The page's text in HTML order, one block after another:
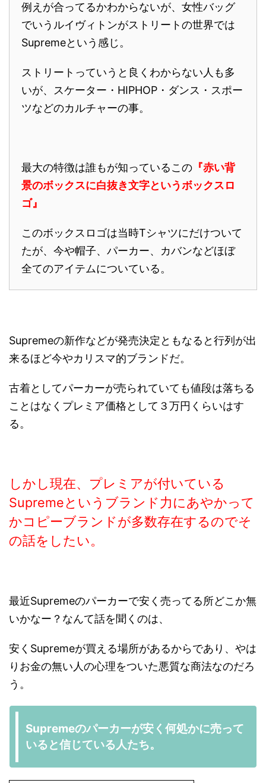
例えが合ってるかわからないが、女性バッグ
でいうルイヴィトンがストリートの世界では
Supremeという感じ。
ストリートっていうと良くわからない人も多
いが、スケーター・HIPHOP・ダンス・スポー
ツなどのカルチャーの事。
最大の特徴は誰もが知っているこの 『赤い背
景のボックスに白抜き文字というボックスロ
ゴ』
このボックスロゴは当時Tシャツにだけついて
たが、今や帽子、パーカー、カバンなどほぼ
全てのアイテムについている。
Supremeの新作などが発売決定ともなると行列が出
来るほど今やカリスマ的ブランドだ。
古着としてパーカーが売られていても値段は落ちる
ことはなくプレミア価格として３万円くらいはす
る。
しかし現在、プレミアが付いている
Supremeというブランド力にあやかって
かコピーブランドが多数存在するのでそ
の話をしたい。
最近Supremeのパーカーで安く売ってる所どこか無
いかなー？なんて話を聞くのは、
安くSupremeが買える場所があるからであり、やは
りお金の無い人の心理をついた悪質な商法なのだろ
う。
Supremeのパーカーが安く何処かに売って
いると信じている人たち。